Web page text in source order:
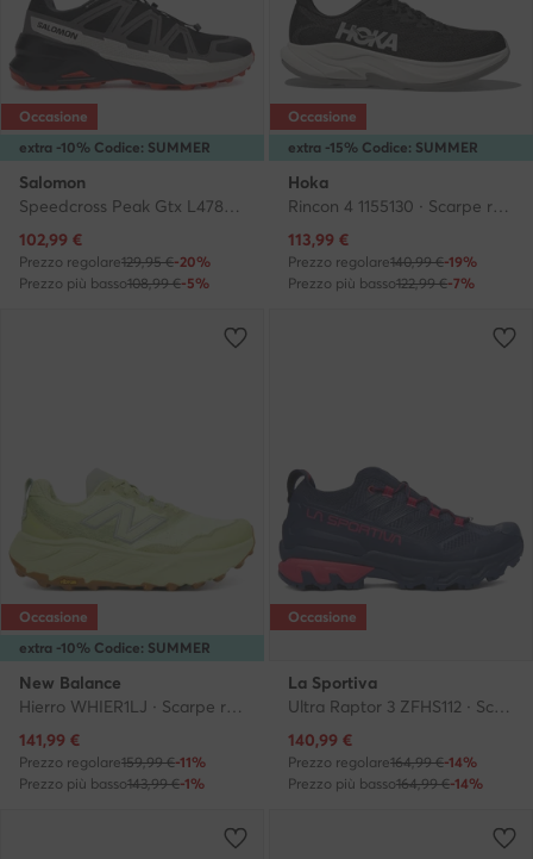
extra -10% Codice: SUMMER
Occasione
Salomon
Speedcross Peak Gtx L47852800 · Scarpe running
Prezzo attuale
102,99 €
Prezzo regolare129,95 €-20%
Prezzo più basso108,99 €-5%
extra -15% Codice: SUMMER
Occasione
Hoka
Rincon 4 1155130 · Scarpe running
Prezzo attuale
113,99 €
Prezzo regolare140,99 €-19%
Prezzo più basso122,99 €-7%
extra -10% Codice: SUMMER
Occasione
New Balance
Hierro WHIER1LJ · Scarpe running
Prezzo attuale
141,99 €
Prezzo regolare159,99 €-11%
Prezzo più basso143,99 €-1%
Occasione
La Sportiva
Ultra Raptor 3 ZFHS112 · Scarpe running
Prezzo attuale
140,99 €
Prezzo regolare164,99 €-14%
Prezzo più basso164,99 €-14%